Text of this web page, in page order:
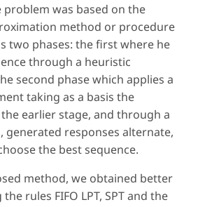
was based on the
method or procedure
two phases: the first where he
through a heuristic
second phase which applies a
taking as a basis the
earlier stage, and through a
generated responses alternate,
the best sequence.
method, we obtained better
rules FIFO LPT, SPT and the